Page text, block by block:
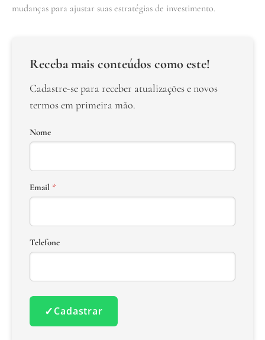
mudanças para ajustar suas estratégias de investimento.
Receba mais conteúdos como este!
Cadastre-se para receber atualizações e novos
termos em primeira mão.
Nome
Email *
Telefone
✓Cadastrar